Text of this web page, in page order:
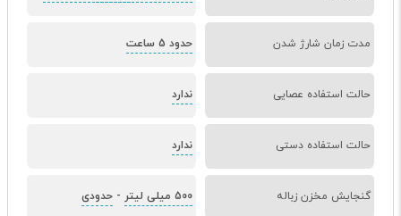
مدت زمان شارژ شدن حدود 5 ساعت
حالت استفاده عصایی ندارد
حالت استفاده دستی ندارد
گنجایش مخزن زباله 500 میلی لیتر - حدودی